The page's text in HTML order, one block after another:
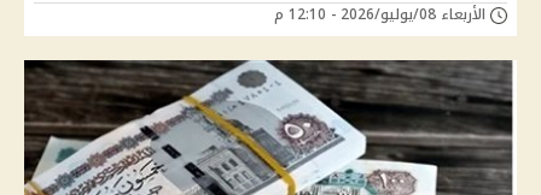
الأربعاء 08/يوليو/2026 - 12:10 م